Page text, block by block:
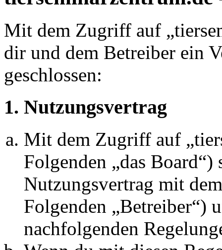
Mit dem Zugriff auf
dir und dem Betreiber ein
geschlossen:
1. Nutzungsvertrag
Mit dem Zugriff auf
Folgenden „das
Nutzungsvertrag mit
Folgenden „Betreiber“)
nachfolgenden